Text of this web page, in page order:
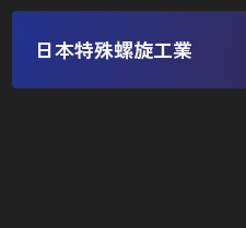
日本特殊螺旋工業